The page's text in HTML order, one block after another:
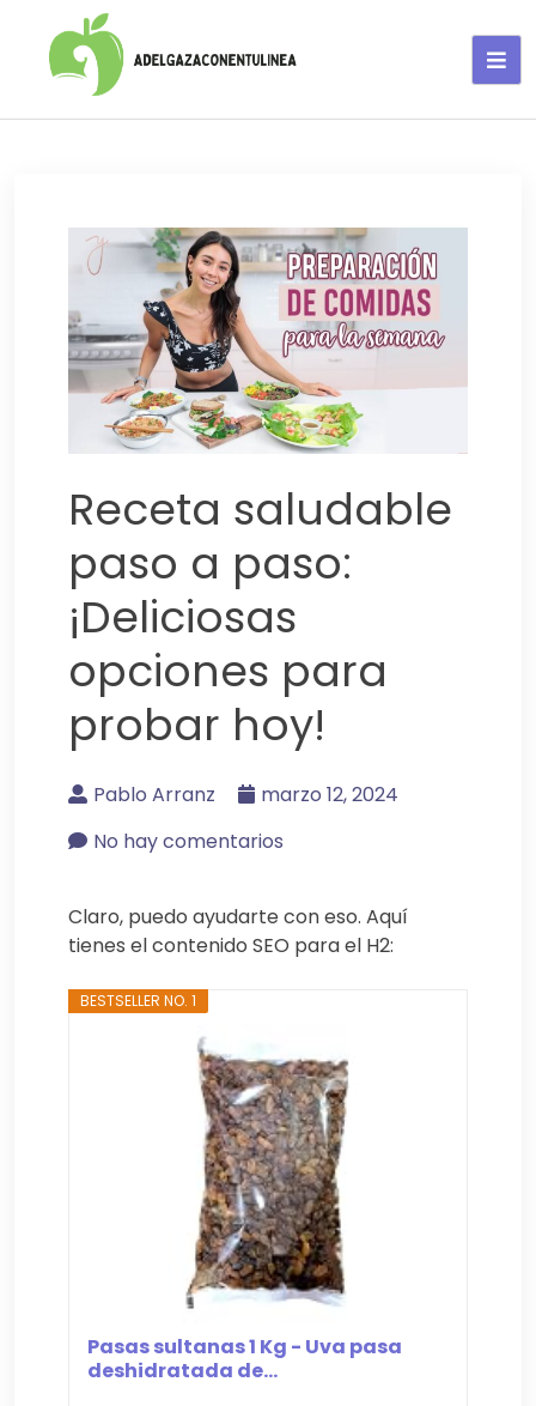
Receta saludable
paso a paso:
¡Deliciosas
opciones para
probar hoy!
Pablo Arranz
marzo 12, 2024
No hay comentarios
Claro, puedo ayudarte con eso. Aquí
tienes el contenido SEO para el H2:
BESTSELLER NO. 1
Pasas sultanas 1 Kg - Uva pasa
deshidratada de...